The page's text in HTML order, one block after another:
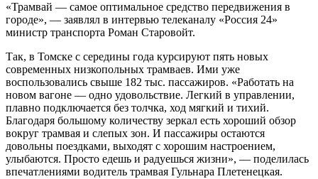
«Трамвай — самое оптимальное средство передвижения в
городе», — заявлял в интервью телеканалу «Россия 24»
министр транспорта Роман Старовойт.
Так, в Томске с середины года курсируют пять новых
современных низкопольных трамваев. Ими уже
воспользовались свыше 182 тыс. пассажиров. «Работать на
новом вагоне — одно удовольствие. Легкий в управлении,
плавно подключается без толчка, ход мягкий и тихий.
Благодаря большому количеству зеркал есть хороший обзор
вокруг трамвая и слепых зон. И пассажиры остаются
довольны поездками, выходят с хорошим настроением,
улыбаются. Просто едешь и радуешься жизни», — поделилась
впечатлениями водитель трамвая Гульнара Плетенецкая.